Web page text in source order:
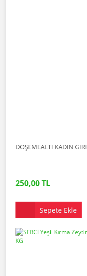
DÖŞEMEALTI KADIN
250,00 TL
Sepete Ekle